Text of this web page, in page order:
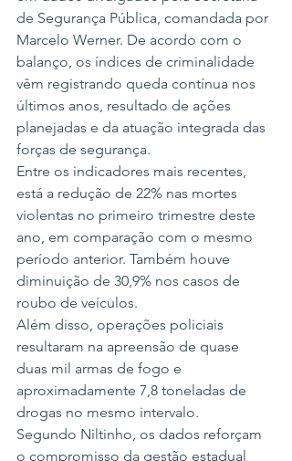
de Segurança Pública, comandada por
Marcelo Werner. De acordo com o
balanço, os índices de criminalidade
vêm registrando queda contínua nos
últimos anos, resultado de ações
planejadas e da atuação integrada das
forças de segurança.
Entre os indicadores mais recentes,
está a redução de 22% nas mortes
violentas no primeiro trimestre deste
ano, em comparação com o mesmo
período anterior. Também houve
diminuição de 30,9% nos casos de
roubo de veículos.
Além disso, operações policiais
resultaram na apreensão de quase
duas mil armas de fogo e
aproximadamente 7,8 toneladas de
drogas no mesmo intervalo.
Segundo Niltinho, os dados reforçam
o compromisso da gestão estadual